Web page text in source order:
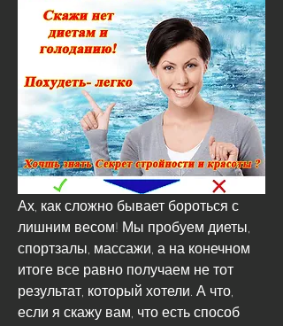
Ах, как сложно бывает бороться с
лишним весом! Мы пробуем диеты,
спортзалы, массажи, а на конечном
итоге все равно получаем не тот
результат, который хотели. А что,
если я скажу вам, что есть способ